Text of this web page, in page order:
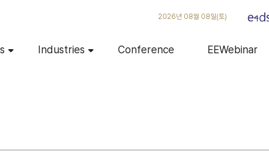
2026년 08월 08일(토)
Industries Conference EEWebinar